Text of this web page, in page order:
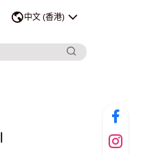
中文 (香港)